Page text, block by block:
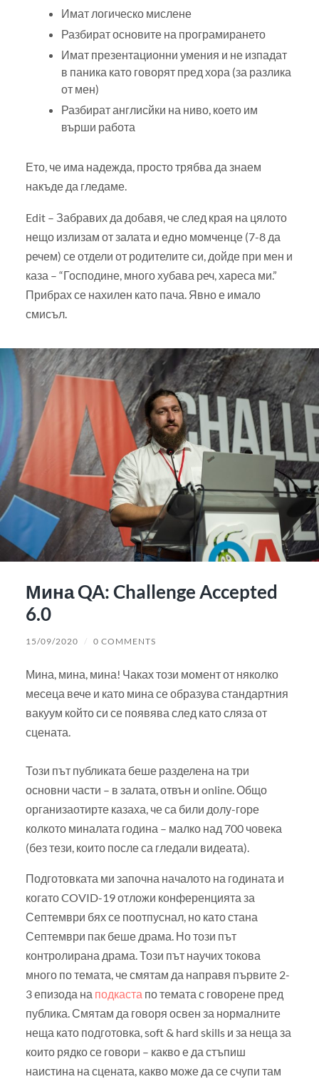
Имат логическо мислене
Разбират основите на програмирането
Имат презентационни умения и не изпадат
в паника като говорят пред хора (за разлика
от мен)
Разбират англисйки на ниво, което им
върши работа
Ето, че има надежда, просто трябва да знаем
накъде да гледаме.
Edit – Забравих да добавя, че след края на цялото
нещо излизам от залата и едно момченце (7-8 да
речем) се отдели от родителите си, дойде при мен и
каза – “Господине, много хубава реч, хареса ми.”
Прибрах се нахилен като пача. Явно е имало
смисъл.
Мина QA: Challenge Accepted
6.0
15/09/2020 / 0 COMMENTS
Мина, мина, мина! Чаках този момент от няколко
месеца вече и като мина се образува стандартния
вакуум който си се появява след като сляза от
сцената.
Този път публиката беше разделена на три
основни части – в залата, отвън и online. Общо
организаотирте казаха, че са били долу-горе
колкото миналата година – малко над 700 човека
(без тези, които после са гледали видеата).
Подготовката ми започна началото на годината и
когато COVID-19 отложи конференцията за
Септември бях се поотпуснал, но като стана
Септември пак беше драма. Но този път
контролирана драма. Този път научих токова
много по темата, че смятам да направя първите 2-
3 епизода на подкаста по темата с говорене пред
публика. Смятам да говоря освен за нормалните
неща като подготовка, soft & hard skills и за неща за
които рядко се говори – какво е да стъпиш
наистина на сцената, какво може да се счупи там